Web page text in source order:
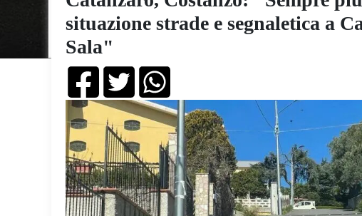
situazione strade e segnaletica a
Sala"